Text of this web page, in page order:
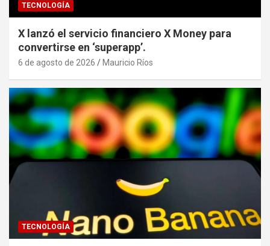
TECNOLOGÍA
X lanzó el servicio financiero X Money para
convertirse en ‘superapp’.
6 de agosto de 2026 Mauricio Ríos
TECNOLOGÍA